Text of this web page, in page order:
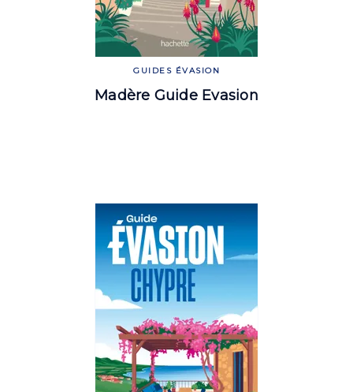
GUIDES ÉVASION
Madère Guide Evasion